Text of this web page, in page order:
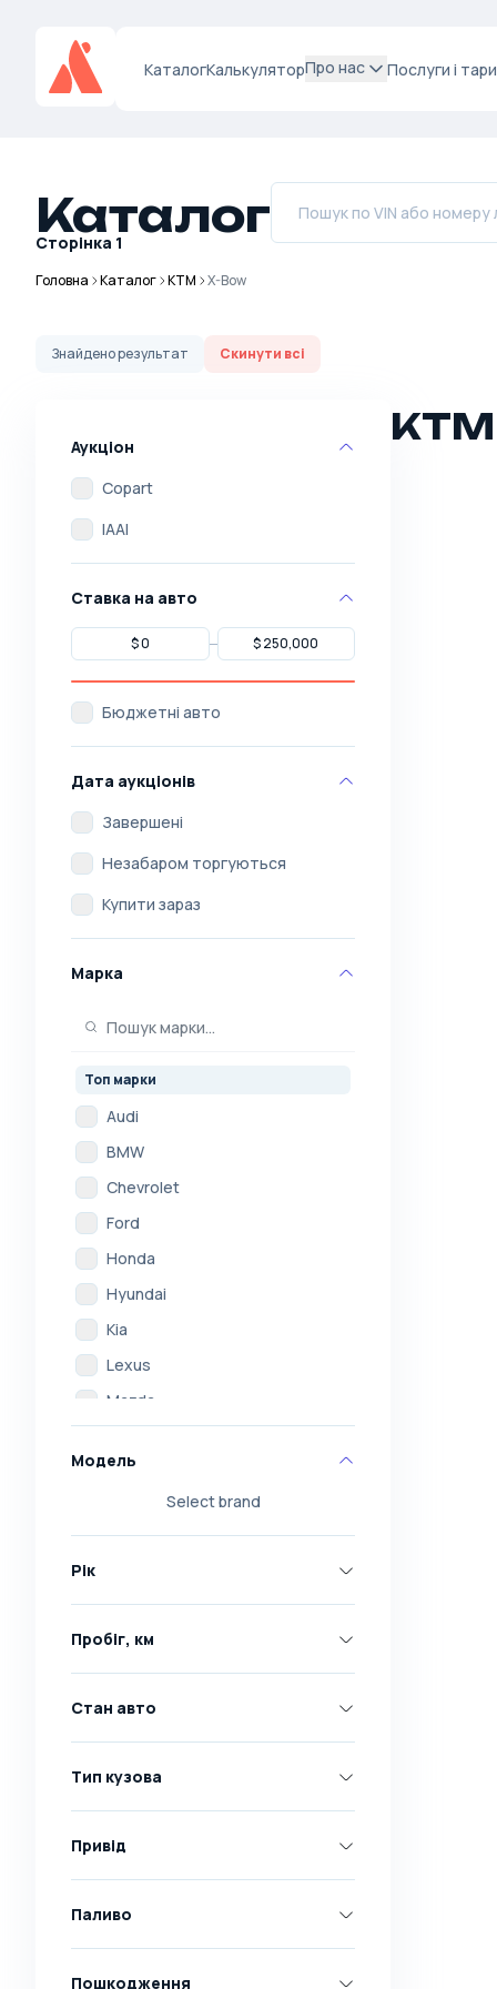
КаталогКалькуляторПро нас Послуги і
Каталог
Сторінка 1
Головна Каталог KTM X-Bow
Знайденорезультат Скинути всі
Аукціон
Copart
IAAI
Ставка на авто
Бюджетні авто
Дата аукціонів
Завершені
Незабаром торгуються
Купити зараз
Марка
Топ марки
Audi
BMW
Chevrolet
Ford
Honda
Hyundai
Kia
Lexus
Mazda
Mitsubishi
Opel
Skoda
Volkswagen
Abarth
AC
Acura
Adler
Alfa Romeo
Модель
Select brand
Рік
Пробіг, км
Стан авто
Тип кузова
Привід
Паливо
Пошкодження